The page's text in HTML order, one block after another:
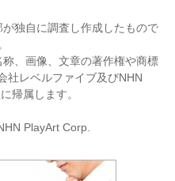
独自に調査し作成したもので
、画像、文章の著作権や商標
社レベルファイブ及びNHN
帰属します。
PlayArt Corp.